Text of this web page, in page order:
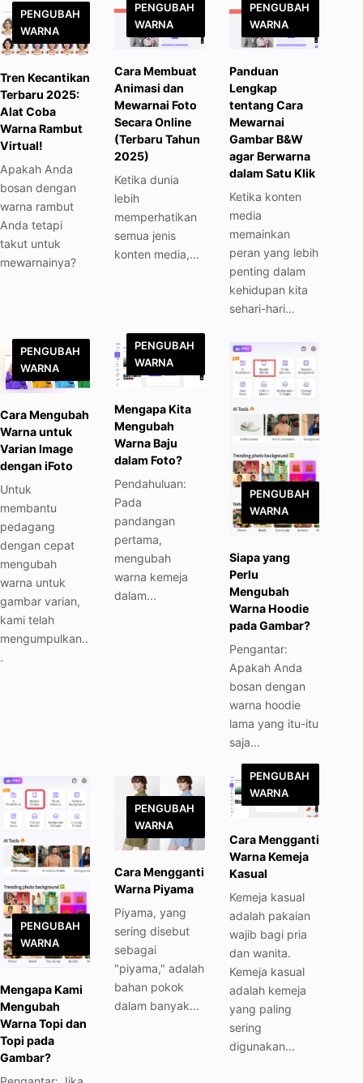
PENGUBAH
WARNA
Tren Kecantikan
Terbaru 2025:
Alat Coba
Warna Rambut
Virtual!
Apakah Anda
bosan dengan
warna rambut
Anda tetapi
takut untuk
mewarnainya?
PENGUBAH
WARNA
Cara Membuat
Animasi dan
Mewarnai Foto
Secara Online
(Terbaru Tahun
2025)
Ketika dunia
lebih
memperhatikan
semua jenis
konten media,…
PENGUBAH
WARNA
Panduan
Lengkap
tentang Cara
Mewarnai
Gambar B&W
agar Berwarna
dalam Satu Klik
Ketika konten
media
memainkan
peran yang lebih
penting dalam
kehidupan kita
sehari-hari…
PENGUBAH
WARNA
Cara Mengubah
Warna untuk
Varian lmage
dengan iFoto
Untuk
membantu
pedagang
dengan cepat
mengubah
warna untuk
gambar varian,
kami telah
mengumpulkan..
.
PENGUBAH
WARNA
Mengapa Kita
Mengubah
Warna Baju
dalam Foto?
Pendahuluan:
Pada
pandangan
pertama,
mengubah
warna kemeja
dalam...
PENGUBAH
WARNA
Siapa yang
Perlu
Mengubah
Warna Hoodie
pada Gambar?
Pengantar:
Apakah Anda
bosan dengan
warna hoodie
lama yang itu-itu
saja...
PENGUBAH
WARNA
Mengapa Kami
Mengubah
Warna Topi dan
Topi pada
Gambar?
PENGUBAH
WARNA
Cara Mengganti
Warna Piyama
Piyama, yang
sering disebut
sebagai
"piyama," adalah
bahan pokok
dalam banyak...
PENGUBAH
WARNA
Cara Mengganti
Warna Kemeja
Kasual
Kemeja kasual
adalah pakaian
wajib bagi pria
dan wanita.
Kemeja kasual
adalah kemeja
yang paling
sering
digunakan...